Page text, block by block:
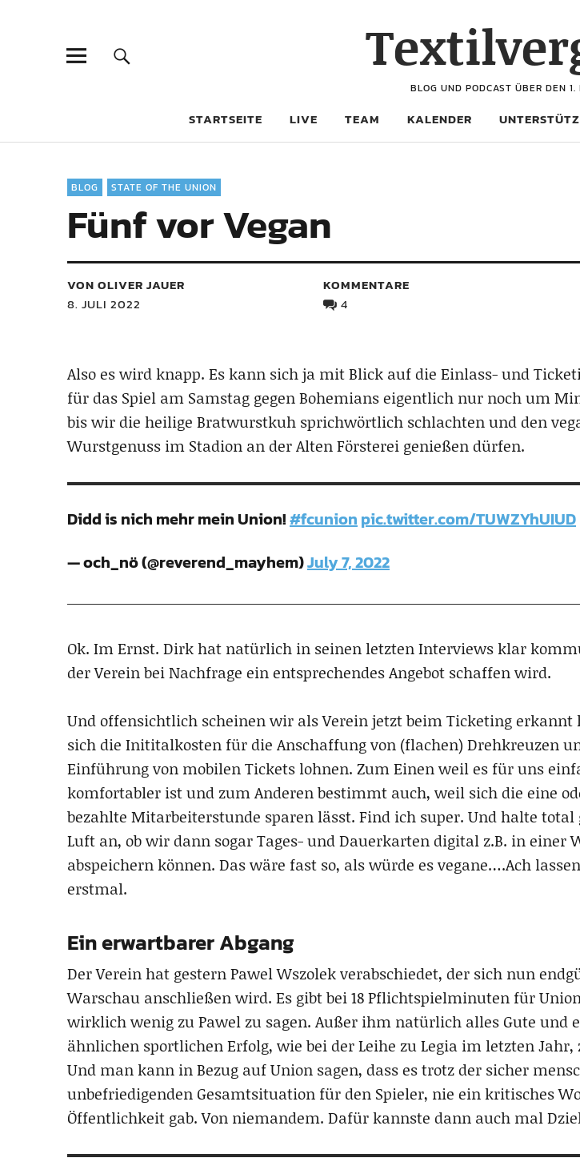
BLOG UND PODCAST ÜBER DEN
STARTSEITE LIVE TEAM KALENDER
BLOG STATE OF THE UNION
Fünf vor Vegan
VON OLIVER JAUER
8. JULI 2022
KOMMENTARE
4
Also es wird knapp. Es kann sich ja mit Blick auf die Einlass- und
für das Spiel am Samstag gegen Bohemians eigentlich nur noch um
bis wir die heilige Bratwurstkuh sprichwörtlich schlachten und den
Wurstgenuss im Stadion an der Alten Försterei genießen dürfen.
Didd is nich mehr mein Union!#fcunionpic.twitter.com/TUWZYhUIUD
— och_nö (@reverend_mayhem)July 7, 2022
Ok. Im Ernst. Dirk hat natürlich in seinen letzten Interviews klar
der Verein bei Nachfrage ein entsprechendes Angebot schaffen wird.
Und offensichtlich scheinen wir als Verein jetzt beim Ticketing erkannt
sich die Inititalkosten für die Anschaffung von (flachen) Drehkreuzen
Einführung von mobilen Tickets lohnen. Zum Einen weil es für uns
komfortabler ist und zum Anderen bestimmt auch, weil sich die eine
bezahlte Mitarbeiterstunde sparen lässt. Find ich super. Und halte total
Luft an, ob wir dann sogar Tages- und Dauerkarten digital z.B. in einer
abspeichern können. Das wäre fast so, als würde es vegane….Ach
erstmal.
Ein erwartbarer Abgang
Der Verein hat gestern Pawel Wszolek verabschiedet, der sich nun
Warschau anschließen wird. Es gibt bei 18 Pflichtspielminuten für
wirklich wenig zu Pawel zu sagen. Außer ihm natürlich alles Gute und
ähnlichen sportlichen Erfolg, wie bei der Leihe zu Legia im letzten Jahr,
Und man kann in Bezug auf Union sagen, dass es trotz der sicher
unbefriedigenden Gesamtsituation für den Spieler, nie ein kritisches
Öffentlichkeit gab. Von niemandem. Dafür kannste dann auch mal